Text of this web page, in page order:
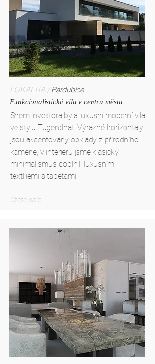
LOKALITA /Pardubice
Funkcionalistická vila v centru města
Snem investora byla luxusní moderní vila
ve stylu Tugendhat. Výrazné horizontály
jsou akcentovány obklady z přírodního
kamene, v interiéru jsme klasický
minimalismus doplnili luxusními
textíliemi a tapetami.
Čtěte dále....